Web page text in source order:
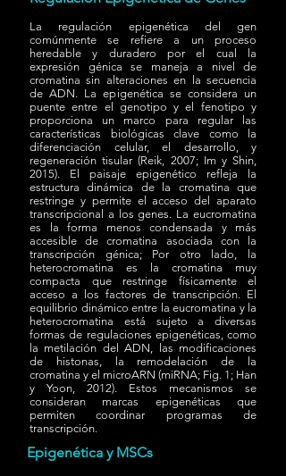
La regulación epigenética del gen
comúnmente se refiere a un proceso
heredable y duradero por el cual la
expresión génica se maneja a nivel de
cromatina sin alteraciones en la secuencia
de ADN. La epigenética se considera un
puente entre el genotipo y el fenotipo y
proporciona un marco para regular las
características biológicas clave como la
diferenciación celular, el desarrollo, y
regeneración tisular (Reik, 2007; Im y Shin,
2015). El paisaje epigenético refleja la
estructura dinámica de la cromatina que
restringe y permite el acceso del aparato
transcripcional a los genes. La eucromatina
es la forma menos condensada y más
accesible de cromatina asociada con la
transcripción génica; Por otro lado, la
heterocromatina es la cromatina muy
compacta que restringe físicamente el
acceso a los factores de transcripción. El
equilibrio dinámico entre la eucromatina y la
heterocromatina está sujeto a diversas
formas de regulaciones epigenéticas, como
la metilación del ADN, las modificaciones
de histonas, la remodelación de la
cromatina y el microARN (miRNA; Fig. 1; Han
y Yoon, 2012). Estos mecanismos se
consideran marcas epigenéticas que
permiten coordinar programas de
transcripción.
Epigenética y MSCs